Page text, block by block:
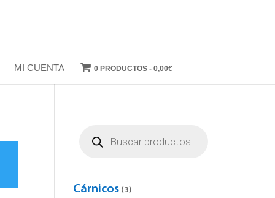
MI CUENTA 0 PRODUCTOS 0,00€
productos
Cárnicos 33